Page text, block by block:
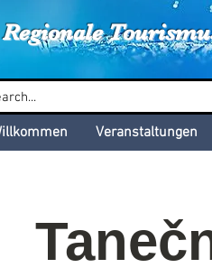
Regionale
Veranstaltungen